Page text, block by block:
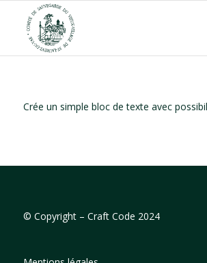
Crée un simple bloc de texte avec
© Copyright – Craft Code 2024